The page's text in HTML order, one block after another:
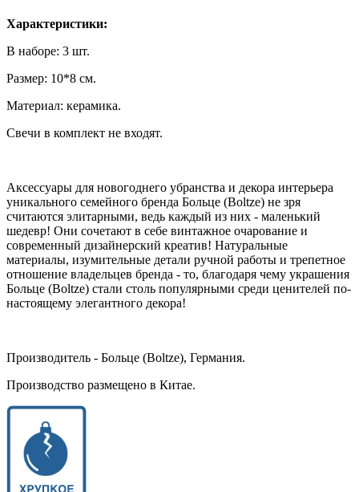
Характеристики:
В наборе: 3 шт.
Размер: 10*8 см.
Материал: керамика.
Свечи в комплект не входят.
Аксессуары для новогоднего убранства и декора интерьера
уникального семейного бренда Больце (Boltze) не зря
считаются элитарными, ведь каждый из них - маленький
шедевр! Они сочетают в себе винтажное очарование и
современный дизайнерский креатив! Натуральные
материалы, изумительные детали ручной работы и трепетное
отношение владельцев бренда - то, благодаря чему украшения
Больце (Boltze) стали столь популярными среди ценителей по-
настоящему элегантного декора!
Производитель - Больце (Boltze), Германия.
Производство размещено в Китае.